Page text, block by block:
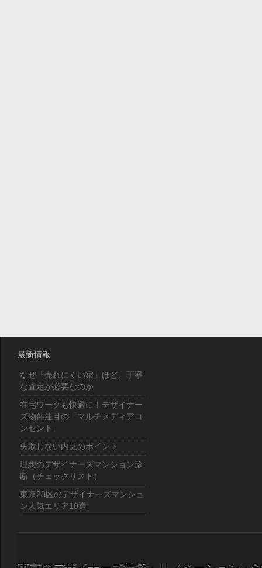
最新情報
なぜ「売れにくい家」ほど、丁寧
な査定が必要なのか
在宅ワークも快適に！デザイナー
ズ物件注目の「マルチメディアコ
ンセント」
失敗しない内見のポイント
理想のデザイナーズマンション診
断（チェックリスト）
東京23区のデザイナーズマンショ
ン人気エリア10選